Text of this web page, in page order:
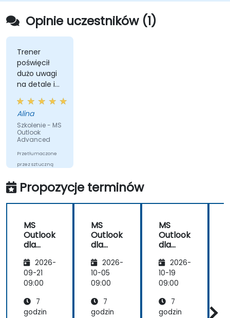
Opinie uczestników (1)
Trener
poświęcił
dużo uwagi
na detale i
wyjaśnił je
na
zrozumiały
dla
wszystkich
sposób
Alina
Szkolenie - MS
Outlook
Advanced
Przetłumaczone
przez sztuczną
Propozycje terminów
MS
Outlook
dla
sowany
ch
2026-
09-21
09:00
7
godzin
MS
Outlook
dla
sowany
ch
2026-
10-05
09:00
7
godzin
MS
Outlook
dla
sowany
ch
2026-
10-19
09:00
7
godzin